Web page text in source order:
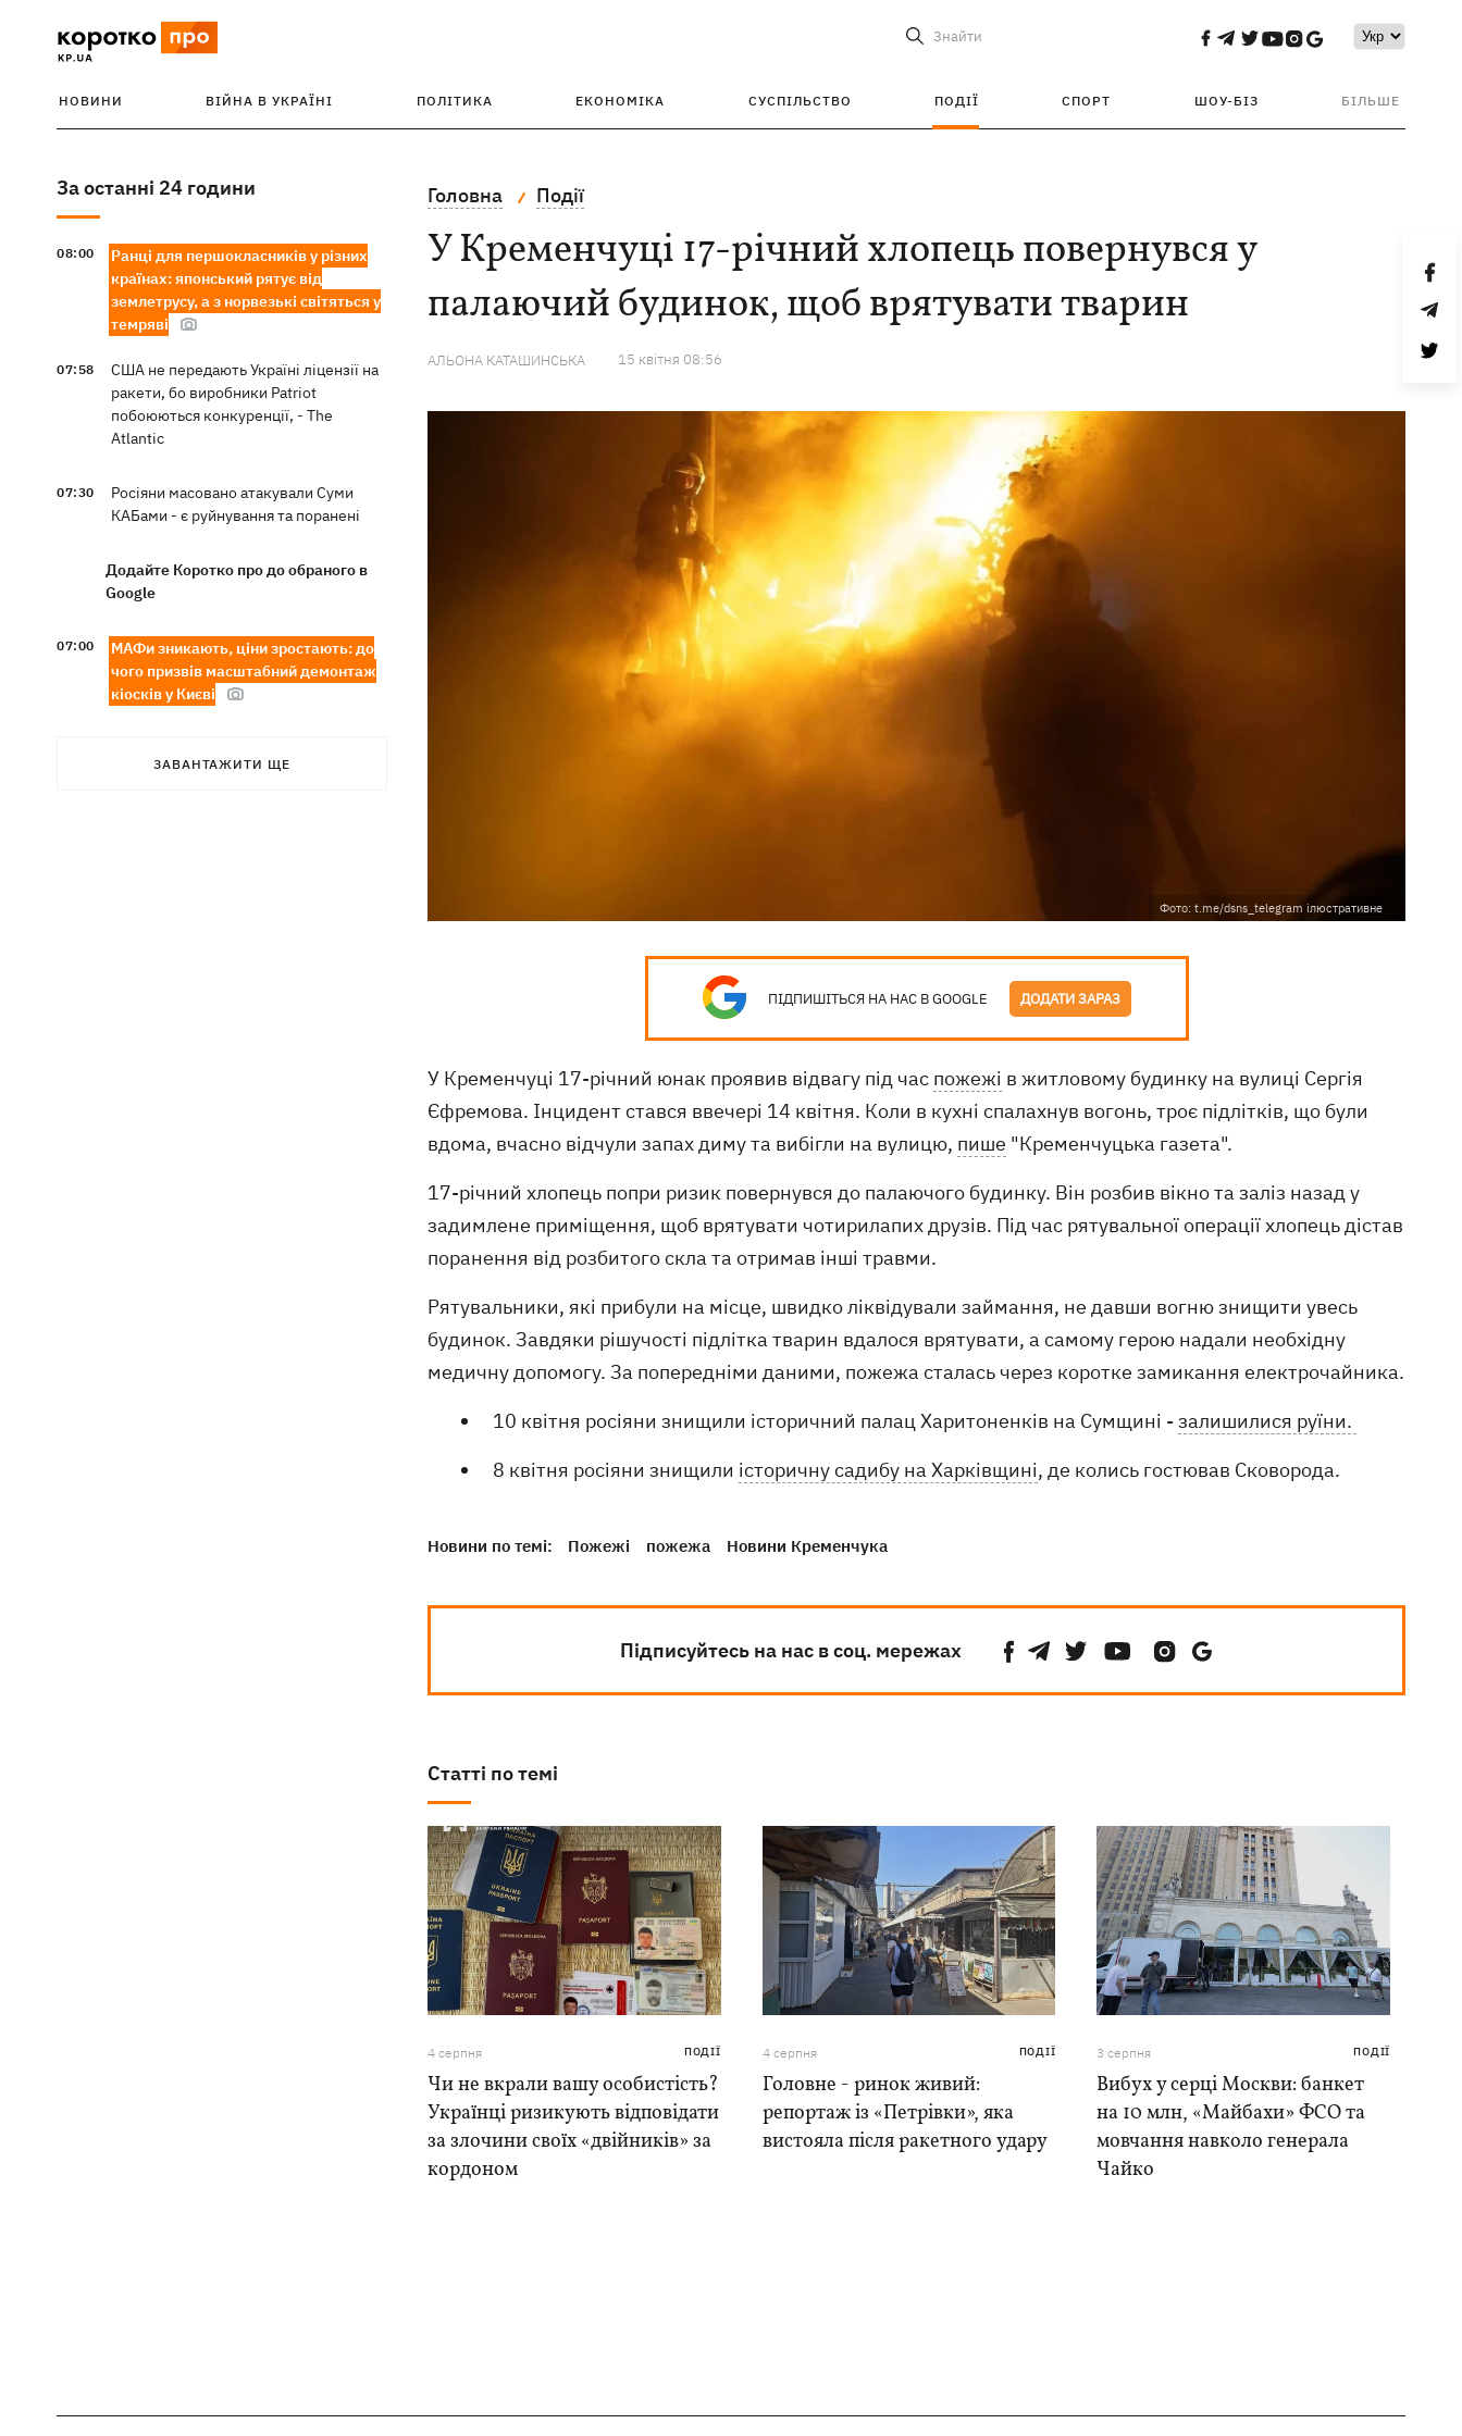
Знайти
НОВИНИ ВІЙНА В УКРАЇНІ ПОЛІТИКА ЕКОНОМІКА СУСПІЛЬСТВО ПОДІЇ СПОРТ ШОУ-БІЗ БІЛЬШЕ
За останні 24 години
08:00
Ранці для першокласників у різних
країнах: японський рятує від
землетрусу, а з норвезькі світяться у
темряві
07:58
США не передають Україні ліцензії на
ракети, бо виробники Patriot
побоюються конкуренції, - The
Atlantic
07:30
Росіяни масовано атакували Суми
КАБами - є руйнування та поранені
Додайте Коротко про до обраного в
Google
07:00
МАФи зникають, ціни зростають: до
чого призвів масштабний демонтаж
кіосків у Києві
закидають протоколами про уявних
ЗАВАНТАЖИТИ ЩЕ
Головна Події
У Кременчуці 17-річний хлопець повернувся у
палаючий будинок, щоб врятувати тварин
АЛЬОНА КАТАШИНСЬКА 15 квiтня 08:56
Фото: t.me/dsns_telegram ілюстративне
ПІДПИШІТЬСЯ НА НАС В GOOGLE ДОДАТИ ЗАРАЗ
У Кременчуці 17-річний юнак проявив відвагу під час пожежі в житловому будинку на вулиці Сергія
Єфремова. Інцидент стався ввечері 14 квітня. Коли в кухні спалахнув вогонь, троє підлітків, що були
вдома, вчасно відчули запах диму та вибігли на вулицю, пише "Кременчуцька газета".
17-річний хлопець попри ризик повернувся до палаючого будинку. Він розбив вікно та заліз назад у
задимлене приміщення, щоб врятувати чотирилапих друзів. Під час рятувальної операції хлопець дістав
поранення від розбитого скла та отримав інші травми.
Рятувальники, які прибули на місце, швидко ліквідували займання, не давши вогню знищити увесь
будинок. Завдяки рішучості підлітка тварин вдалося врятувати, а самому герою надали необхідну
медичну допомогу. За попередніми даними, пожежа сталась через коротке замикання електрочайника.
10 квітня росіяни знищили історичний палац Харитоненків на Сумщині - залишилися руїни.
8 квітня росіяни знищили історичну садибу на Харківщині, де колись гостював Сковорода.
Новини по темі: Пожежі пожежа Новини Кременчука
Підписуйтесь на нас в соц. мережах
Статті по темі
4 серпня ПОДІЇ
Чи не вкрали вашу особистість?
Українці ризикують відповідати
за злочини своїх «двійників» за
кордоном
4 серпня ПОДІЇ
Головне - ринок живий:
репортаж із «Петрівки», яка
вистояла після ракетного удару
3 серпня ПОДІЇ
Вибух у серці Москви: банкет
на 10 млн, «Майбахи» ФСО та
мовчання навколо генерала
Чайко